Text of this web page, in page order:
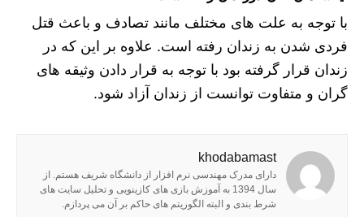
با توجه به علت های مختلف مانند تصادف و باعث قتل
فردی شدن به زندان رفته است. علاوه بر این که در
زندان قرار گرفته بود با توجه به قرار دادن وثیقه های
گران و متفاوت توانست از زندان آزاد شود.
khodabamast
دارای مدرک مهندسی نرم افزار از دانشگاه شریف هستم. از
سال 1394 به آموزش بازی های کازینویی و تحلیل سایت های
شرط بندی و البته الگوریتم های حاکم بر آن می پردازم.